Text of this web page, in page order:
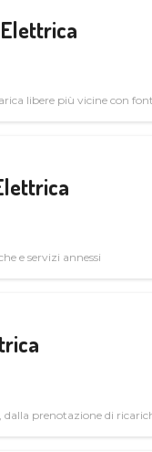
libere più vicine con
e servizi annessi
prenotazione di